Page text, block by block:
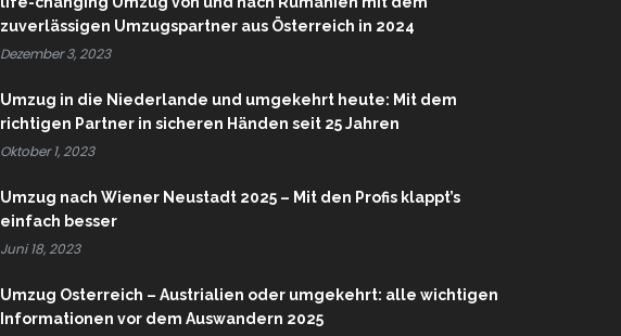
zuverlässigen Umzugspartner aus Österreich in 2024
Dezember 3, 2023
Umzug in die Niederlande und umgekehrt heute: Mit dem
richtigen Partner in sicheren Händen seit 25 Jahren
Oktober 1, 2023
Umzug nach Wiener Neustadt 2025 – Mit den Profis klappt’s
einfach besser
Juni 18, 2023
Umzug Österreich – Austrialien oder umgekehrt: alle wichtigen
Informationen vor dem Auswandern 2025